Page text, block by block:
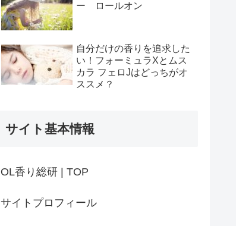
ー ロールオン
自分だけの香りを追求した
い！フォーミュラXとムス
カラ フェロJはどっちがオ
ススメ？
サイト基本情報
OL香り総研 | TOP
サイトプロフィール